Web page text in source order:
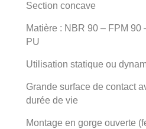
Section concave
Matière : NBR 90 – FPM 90
PU
Utilisation statique ou
Grande surface de contact
durée de vie
Montage en gorge ouverte